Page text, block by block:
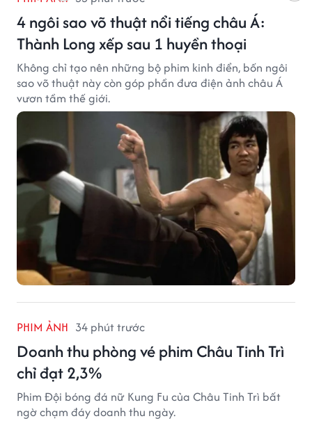
4 ngôi sao võ thuật nổi tiếng châu Á:
Thành Long xếp sau 1 huyền thoại
Không chỉ tạo nên những bộ phim kinh điển, bốn ngôi
sao võ thuật này còn góp phần đưa điện ảnh châu Á
vươn tầm thế giới.
PHIM ẢNH 34 phút trước
Doanh thu phòng vé phim Châu Tinh Trì
chỉ đạt 2,3%
Phim Đội bóng đá nữ Kung Fu của Châu Tinh Trì bất
ngờ chạm đáy doanh thu ngày.